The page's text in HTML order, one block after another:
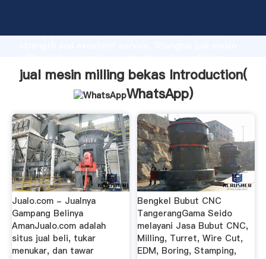
strong production capability, advanced research
values to all of customers.
jual mesin milling bekas Introduction(
WhatsApp)
Jualo.com - Jualnya
Gampang Belinya
AmanJualo.com adalah
situs jual beli, tukar
menukar, dan tawar
Bengkel Bubut CNC
TangerangGama Seido
melayani Jasa Bubut CNC,
Milling, Turret, Wire Cut,
EDM, Boring, Stamping,